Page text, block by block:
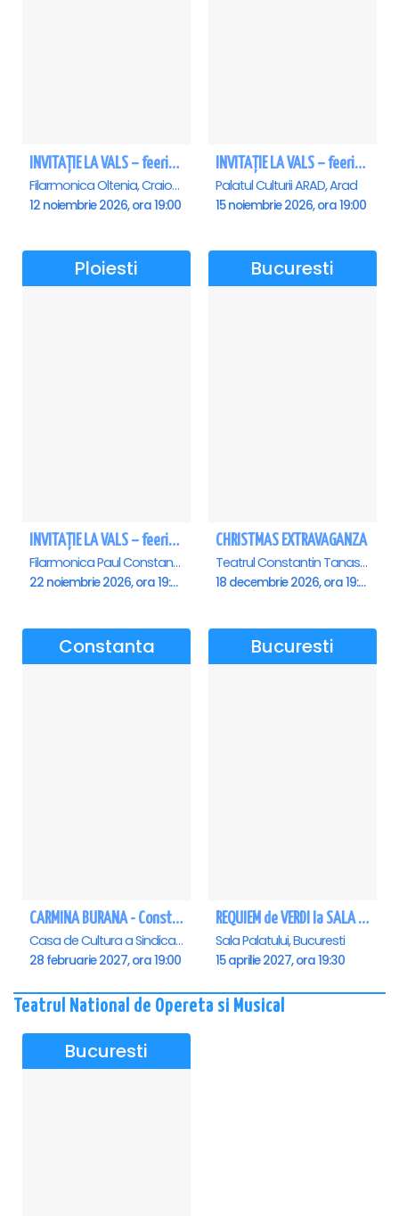
INVITAȚIE LA VALS – feerie de bal în paşi de dans - Craiova
Filarmonica Oltenia, Craiova
12 noiembrie 2026, ora 19:00
INVITAȚIE LA VALS – feerie de bal în paşi de dans - Arad
Palatul Culturii ARAD, Arad
15 noiembrie 2026, ora 19:00
Ploiesti
INVITAȚIE LA VALS – feerie de bal în paşi de dans - Ploiesti
Filarmonica Paul Constantinescu, Ploiesti
22 noiembrie 2026, ora 19:00
Bucuresti
CHRISTMAS EXTRAVAGANZA
Teatrul Constantin Tanase - Sala Savoy, Bucuresti
18 decembrie 2026, ora 19:00
Constanta
CARMINA BURANA - Constanta
Casa de Cultura a Sindicatelor - Sala Mare, Constanta
28 februarie 2027, ora 19:00
Bucuresti
REQUIEM de VERDI la SALA PALATULUI
Sala Palatului, Bucuresti
15 aprilie 2027, ora 19:30
Teatrul National de Opereta si Musical
Bucuresti